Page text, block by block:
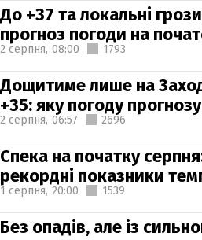
До +37 та локальні
прогноз погоди на
2 серпня, 08:00 1793
Дощитиме лише на
+35: яку погоду
2 серпня, 06:57 2696
Спека на початку
рекордні показники
1 серпня, 20:00 1539
Без опадів, але із